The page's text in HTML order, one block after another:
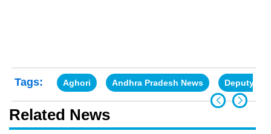
Tags: Aghori Andhra Pradesh News Deputy CM
Related News